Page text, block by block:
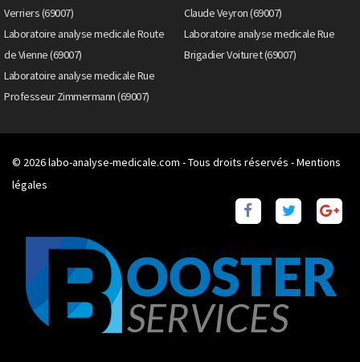
Verriers (69007)
Claude Veyron (69007)
Laboratoire analyse medicale Route
de Vienne (69007)
Laboratoire analyse medicale Rue
Brigadier Voituret (69007)
Laboratoire analyse medicale Rue
Professeur Zimmermann (69007)
© 2026labo-analyse-medicale.com - Tous droits réservés -Mentions
légales